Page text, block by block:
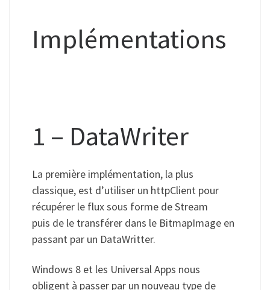
Implémentations
1 – DataWriter
La première implémentation, la plus
classique, est d’utiliser un httpClient pour
récupérer le flux sous forme de Stream
puis de le transférer dans le BitmapImage en
passant par un DataWritter.
Windows 8 et les Universal Apps nous
obligent à passer par un nouveau type de